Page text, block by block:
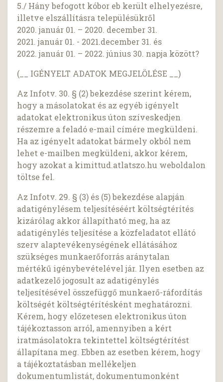
5./ Hány befogott kóbor eb került elhelyezésre,
illetve elszállításra településükről
2020. január 01. – 2020. december 31.
2021. január 01. - 2021.december 31. és
2022. január 01. – 2022. június 30. napja között?
(__ IGÉNYELT ADATOK MEGJELÖLÉSE __)
Az Infotv. 30. § (2) bekezdése szerint kérem,
hogy a másolatokat és az egyéb igényelt
adatokat elektronikus úton szíveskedjen
részemre a feladó e-mail címére megküldeni.
Ha az igényelt adatokat bármely okból nem
lehet e-mailben megküldeni, akkor kérem,
hogy azokat a kimittud.atlatszo.hu weboldalon
töltse fel.
Az Infotv. 29. § (3) és (5) bekezdése alapján
adatigénylésem teljesítéséért költségtérítés
kizárólag akkor állapítható meg, ha az
adatigénylés teljesítése a közfeladatot ellátó
szerv alaptevékenységének ellátásához
szükséges munkaerőforrás aránytalan
mértékű igénybevételével jár. Ilyen esetben az
adatkezelő jogosult az adatigénylés
teljesítésével összefüggő munkaerő-ráfordítás
költségét költségtérítésként meghatározni.
Kérem, hogy előzetesen elektronikus úton
tájékoztasson arról, amennyiben a kért
iratmásolatokra tekintettel költségtérítést
állapítana meg. Ebben az esetben kérem, hogy
a tájékoztatásban mellékeljen
dokumentumlistát, dokumentumonként